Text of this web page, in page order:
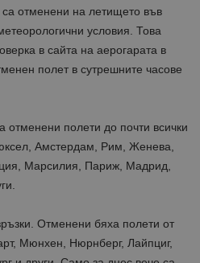
са отменени на летището във
условия. Това
в сайта на аерогарата в
полет в сутрешните часове
отменени полети до почти всички
Амстердам, Рим, Женева,
Марсилия, Париж, Мадрид,
Отменени бяха полети от
Мюнхен, Нюрнберг, Лайпциг,